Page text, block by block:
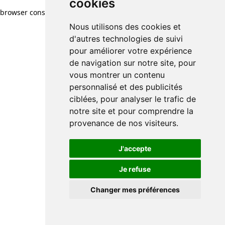
cookies
Nous utilisons des cookies et
d'autres technologies de suivi
pour améliorer votre expérience
de navigation sur notre site, pour
vous montrer un contenu
personnalisé et des publicités
ciblées, pour analyser le trafic de
notre site et pour comprendre la
provenance de nos visiteurs.
J'accepte
Je refuse
Changer mes préférences
browser console for more information)